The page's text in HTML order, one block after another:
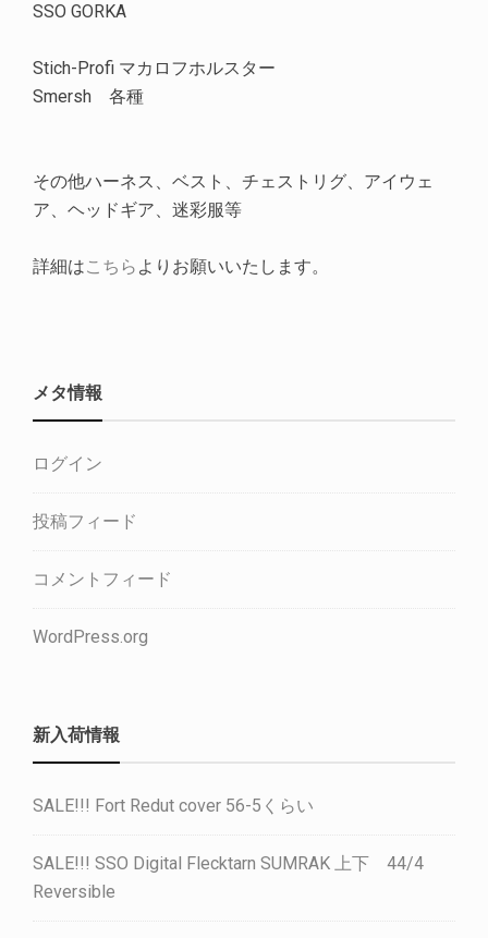
SSO GORKA
Stich-Profi マカロフホルスター
Smersh 各種
その他ハーネス、ベスト、チェストリグ、アイウェ
ア、ヘッドギア、迷彩服等
詳細はこちら よりお願いいたします。
メタ情報
ログイン
投稿フィード
コメントフィード
WordPress.org
新入荷情報
SALE!!! Fort Redut cover 56-5くらい
SALE!!! SSO Digital Flecktarn SUMRAK 上下 44/4
Reversible